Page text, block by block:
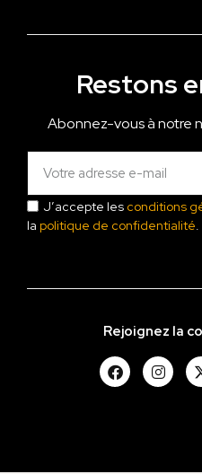
Restons
Abonnez-vous à notre
J’accepte les conditions
la politique de confidentialité.
Rejoignez la